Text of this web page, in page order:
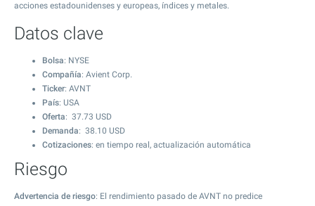
acciones estadounidenses y europeas, índices y metales.
Datos clave
Bolsa: NYSE
Compañía: Avient Corp.
Ticker: AVNT
País: USA
Oferta: 37.73 USD
Demanda: 38.10 USD
Cotizaciones: en tiempo real, actualización automática
Riesgo
Advertencia de riesgo: El rendimiento pasado de AVNT no predice